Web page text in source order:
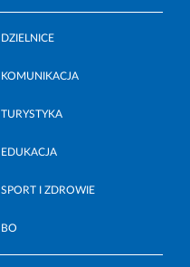
DZIELNICE
KOMUNIKACJA
TURYSTYKA
EDUKACJA
SPORT I ZDROWIE
BO